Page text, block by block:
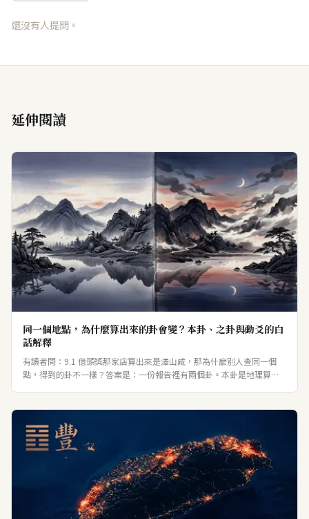
還沒有人提問。
延伸閱讀
同一個地點，為什麼算出來的卦會變？本卦、之卦與動爻的白
話解釋
有讀者問：9.1 億頭獎那家店算出來是澤山咸，那為什麼別人查同一個
點，得到的卦不一樣？答案是：一份報告裡有兩個卦。本卦是地理算